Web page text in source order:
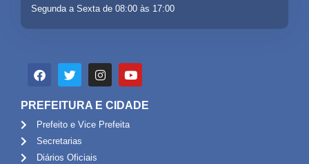
Segunda a Sexta de 08:00 às 17:00
PREFEITURA E CIDADE
Prefeito e Vice Prefeita
Secretarias
Diários Oficiais